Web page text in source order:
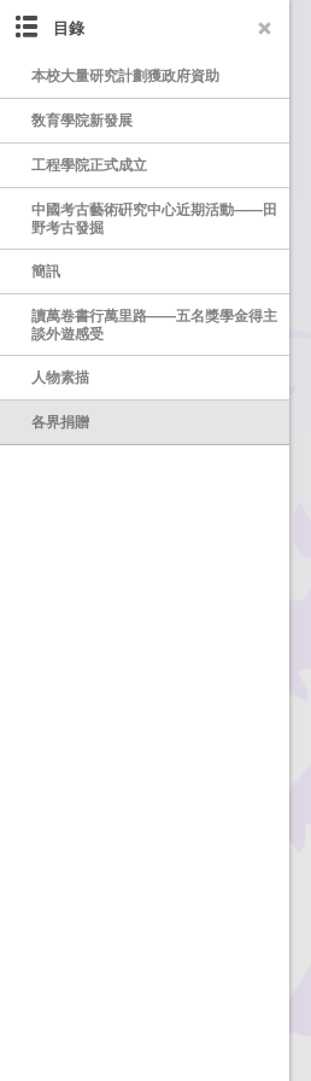
目錄
本校大量研究計劃獲政府資助
敎育學院新發展
工程學院正式成立
中國考古藝術硏究中心近期活動——田
野考古發掘
簡訊
讀萬卷書行萬里路——五名獎學金得主
談外遊感受
人物素描
各界捐贈